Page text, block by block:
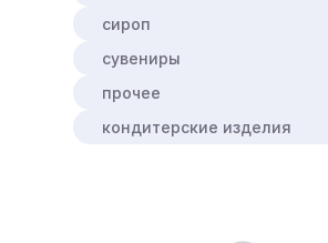
сироп
сувениры
прочее
кондитерские изделия